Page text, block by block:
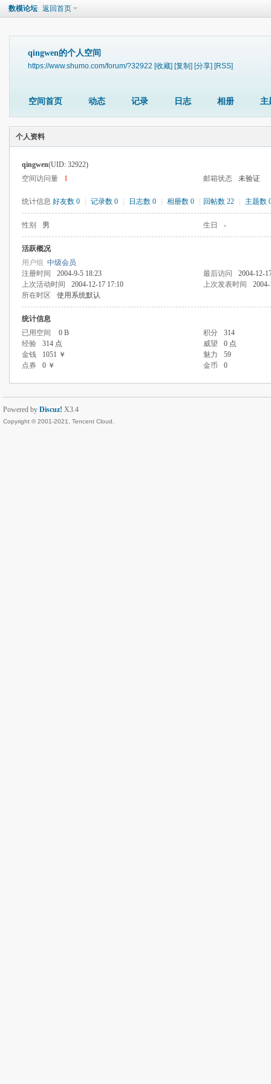
数模论坛 返回首页
qingwen的个人空间
https://www.shumo.com/forum/?32922 [收藏] [复制] [分享] [RSS]
空间首页 动态 记录 日志 相册 主
个人资料
qingwen(UID: 32922)
空间访问量
1 邮箱状态 未验证
统计信息 好友数 0 记录数 0 日志数 0 相册数 0 回帖数 22 主题数
性别 男 生日 -
活跃概况
用户组 中级会员
注册时间
2004-9-5 18:23 最后访问
2004-12-
上次活动时间
2004-12-17 17:10 上次发表时间
所在时区
使用系统默认
统计信息
已用空间
0 B 积分
314
经验
314 点 威望
0 点
金钱
1051 ￥ 魅力
59
点券
0 ￥ 金币 0
Powered by Discuz! X3.4
Copyright © 2001-2021, Tencent Cloud.